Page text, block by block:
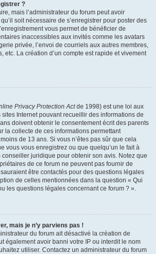
?
mais l’administrateur du forum peut avoir
soit nécessaire de s’enregistrer pour poster des
vous permet de bénéficier de
inaccessibles aux invités comme les avatars
privée, l’envoi de courriels aux autres membres,
etc. La création d’un compte est rapide et vivement
Privacy Protection Actde 1998) est une loi aux
sites Internet pouvant recueillir des informations de
doivent obtenir le consentement écrit des parents
la collecte de ces informations permettant
de 13 ans. Si vous n’êtes pas sûr que cela
vous vous enregistrez ou que quelqu’un le fait à
conseiller juridique pour obtenir son avis. Notez que
de ce forum ne peuvent pas fournir de
être contactés pour des questions légales
de celles mentionnées dans la question « Qui
les questions légales concernant ce forum ? ».
mais je n’y parviens pas !
du forum ait désactivé la création de
également avoir banni votre IP ou interdit le nom
utiliser. Contactez un administrateur du forum